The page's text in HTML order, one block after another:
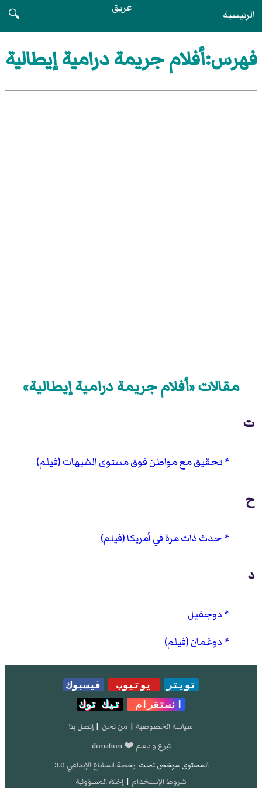
الرئيسية عريق
🔍
فهرس:أفلام جريمة درامية إيطالية
مقالات «أفلام جريمة درامية إيطالية»
ت
تحقيق مع مواطن فوق مستوى الشبهات (فيلم)
ح
حدث ذات مرة في أمريكا (فيلم)
د
دوجفيل
دوغمان (فيلم)
تويتر يوتيوب
فيسبوك
انستقرام
تيك توك
سياسة الخصوصية | من نحن | إتصل بنا
تبرع و دعم ❤️ donation
المحتوى مرخص تحت رخصة المشاع الإبداعي 3.0
شروط الإستخدام | إخلاء المسؤولية